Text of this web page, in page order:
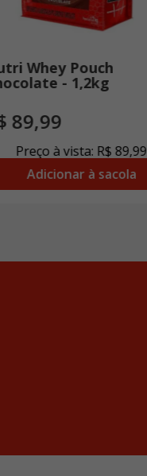
Whey Pouch
- 1,2kg
89,99
Preço à vista: R$ 89,99
Adicionar à sacola